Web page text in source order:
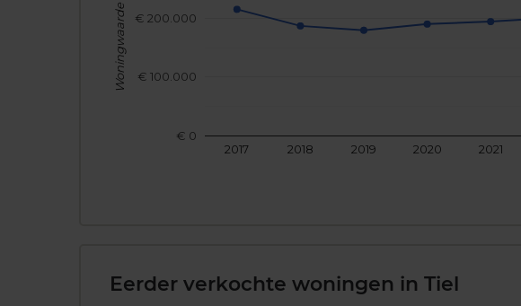
2017 2018 2019 2020 2021
€ 0
€ 100.000
€ 200.000
Woningwaarde
Eerder verkochte woningen in Tiel